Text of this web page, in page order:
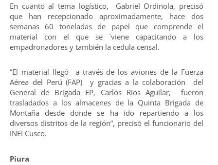
En cuanto al tema logístico, Gabriel Ordinola, precisó
que han recepcionado aproximadamente, hace dos
semanas 60 toneladas de papel que comprende el
material con el que se ´viene capacitando a los
empadronadores y también la cedula censal.
“El material llegó a través de los aviones de la Fuerza
Aérea del Perú (FAP) y gracias a la colaboración del
General de Brigada EP, Carlos Ríos Aguilar, fueron
trasladados a los almacenes de la Quinta Brigada de
Montaña desde donde se ha ido repartiendo a los
diversos distritos de la región”, precisó el funcionario del
INEI Cusco.
Piura